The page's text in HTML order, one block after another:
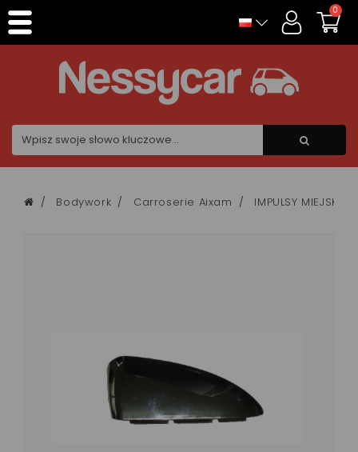
0
Bodywork Carroserie Aixam IMPULSY MIEJSKIE
Panel zarządzania plikami cookies